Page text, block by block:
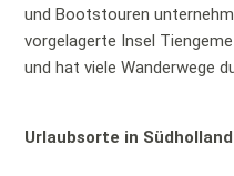
und Bootstouren
vorgelagerte Insel
und hat viele Wanderwege
Urlaubsorte in